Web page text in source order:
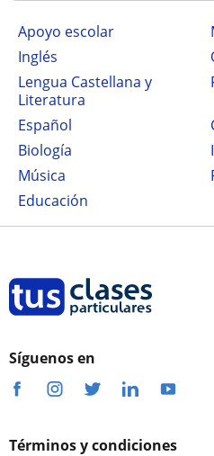
Apoyo escolar
Inglés
Lengua Castellana y
Literatura
Español
Biología
Música
Educación
Síguenos en
Términos y condiciones